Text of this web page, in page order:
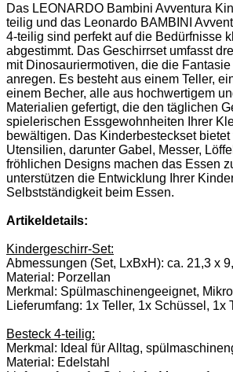
Das LEONARDO Bambini Avventura
teilig und das Leonardo BAMBINI
4-teilig sind perfekt auf die Bedürfnisse
abgestimmt. Das Geschirrset umfasst
mit Dinosauriermotiven, die die
anregen. Es besteht aus einem Teller,
einem Becher, alle aus hochwertigem
Materialien gefertigt, die den täglichen
spielerischen Essgewohnheiten Ihrer
bewältigen. Das Kinderbesteckset
Utensilien, darunter Gabel, Messer,
fröhlichen Designs machen das Essen
unterstützen die Entwicklung Ihrer
Selbstständigkeit beim Essen.
Artikeldetails:
Kindergeschirr-Set:
Abmessungen (Set, LxBxH): ca. 21,3 x
Material: Porzellan
Merkmal: Spülmaschinengeeignet,
Lieferumfang: 1x Teller, 1x Schüssel, 1x
Besteck 4-teilig:
Merkmal: Ideal für Alltag,
Material: Edelstahl